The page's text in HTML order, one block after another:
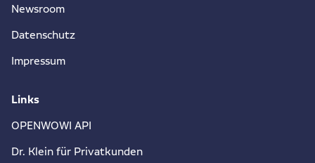
Newsroom
Datenschutz
Impressum
Links
OPENWOWI API
Dr. Klein für Privatkunden